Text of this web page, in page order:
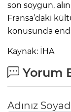
son soygun,
Fransa’daki
konusunda
Kaynak: İHA
Yorum
Adınız